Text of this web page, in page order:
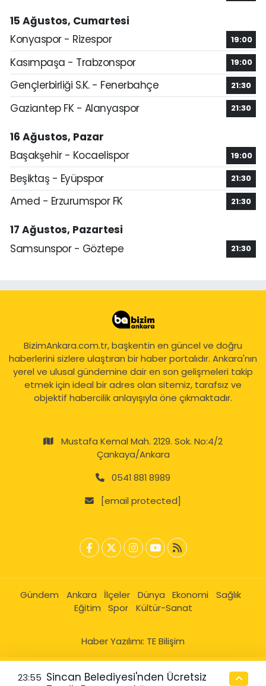
15 Ağustos, Cumartesi
Konyaspor - Rizespor
19:00
Kasımpaşa - Trabzonspor 19:00
Gençlerbirliği S.K. - Fenerbahçe 21:30
Gaziantep FK - Alanyaspor 21:30
16 Ağustos, Pazar
Başakşehir - Kocaelispor
19:00
Beşiktaş - Eyüpspor 21:30
Amed - Erzurumspor FK 21:30
17 Ağustos, Pazartesi
Samsunspor - Göztepe
21:30
BizimAnkara.com.tr, başkentin en güncel ve doğru
haberlerini sizlere ulaştıran bir haber portalıdır. Ankara'nın
yerel ve ulusal gündemine dair en son gelişmeleri takip
etmek için ideal bir adres olan sitemiz, tarafsız ve
objektif habercilik anlayışıyla öne çıkmaktadır.
Mustafa Kemal Mah. 2129. Sok. No:4/2
Çankaya/Ankara
0541 881 8989
[email protected]
Gündem Ankara İlçeler Dünya Ekonomi
Sağlık
Eğitim
Spor Kültür-Sanat
Haber Yazılımı: TE Bilişim
23:55 Sincan Belediyesi'nden Ücretsiz